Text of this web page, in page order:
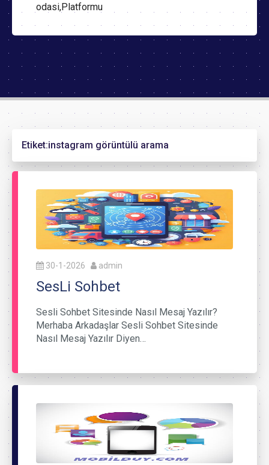
odasi,Platformu
Etiket:instagram görüntülü arama
30-1-2026 admin
SesLi Sohbet
Sesli Sohbet Sitesinde Nasıl Mesaj Yazılır?
Merhaba Arkadaşlar Sesli Sohbet Sitesinde
Nasıl Mesaj Yazılır Diyen…